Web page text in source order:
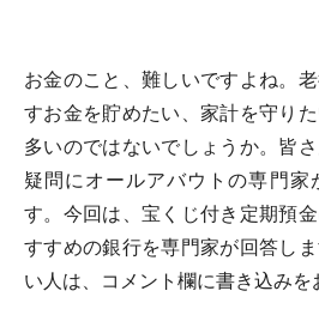
お金のこと、難しいですよね。
すお金を貯めたい、家計を守り
多いのではないでしょうか。皆
疑問にオールアバウトの専門家
す。今回は、宝くじ付き定期預
すすめの銀行を専門家が回答し
い人は、コメント欄に書き込みを